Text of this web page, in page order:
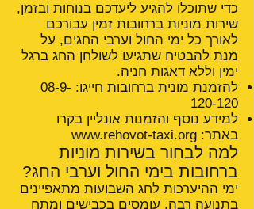
כדי שתוכלו להגיע ליעדכם בנוחות ובזמן,
שירות מוניות ברחובות זמין עבורכם
לאורך כל ימי החול וערבי החגים, על
מנת להבטיח שתגיעו לשולחן החג ברגל
ימין וללא דאגות חניה.
להזמנת מונית ברחובות חייגו: 08-9-
120-120
למידע נוסף והזמנות אונליין בקרו
באתר: www.rehovot-taxi.org
למה לבחור בשירות מוניות
ברחובות בימי החול וערבי החג?
ימי ההיערכות לחג השבועות מתאפיינים
בתנועה רבה, עומסים בכבישים ומתח